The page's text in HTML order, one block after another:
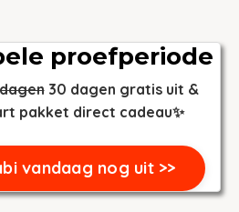
proefperiode
30 dagen gratis uit &
pakket direct cadeau✨
vandaag nog uit >>